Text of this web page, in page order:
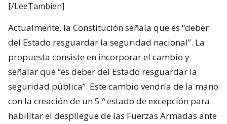
[/LeeTambien]
Actualmente, la Constitución señala que es “deber
del Estado resguardar la seguridad nacional”. La
propuesta consiste en incorporar el cambio y
señalar que “es deber del Estado resguardar la
seguridad pública”. Este cambio vendría de la mano
con la creación de un 5.º estado de excepción para
habilitar el despliegue de las Fuerzas Armadas ante